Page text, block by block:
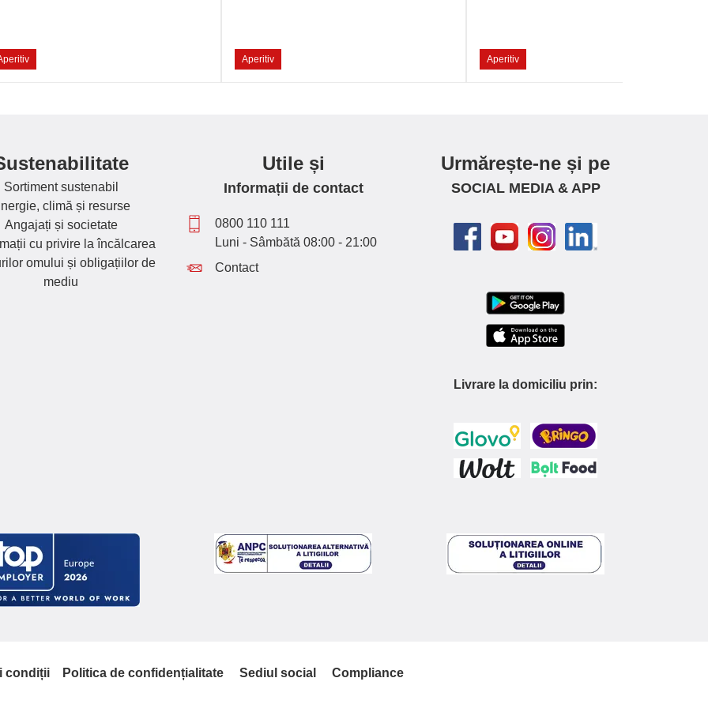
Aperitiv Aperitiv
Sortiment sustenabil
climă și resurse
Angajați și societate
cu privire la încălcarea
omului și obligațiilor de
mediu
Utile și
Informații de contact
0800 110 111
Luni - Sâmbătă 08:00 - 21:00
Contact
Urmărește-ne și pe
SOCIAL MEDIA & APP
Livrare la domiciliu prin:
condiții Politica de confidențialitate Sediul social Compliance